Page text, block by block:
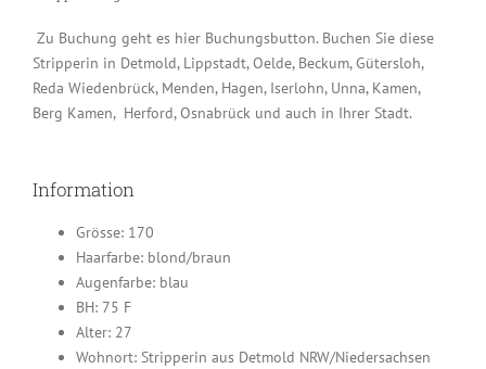
Zu Buchung geht es hier Buchungsbutton. Buchen Sie diese
Stripperin in Detmold, Lippstadt, Oelde, Beckum, Gütersloh,
Reda Wiedenbrück, Menden, Hagen, Iserlohn, Unna, Kamen,
Berg Kamen, Herford, Osnabrück und auch in Ihrer Stadt.
Information
Grösse: 170
Haarfarbe: blond/braun
Augenfarbe: blau
BH: 75 F
Alter: 27
Wohnort: Stripperin aus Detmold NRW/Niedersachsen